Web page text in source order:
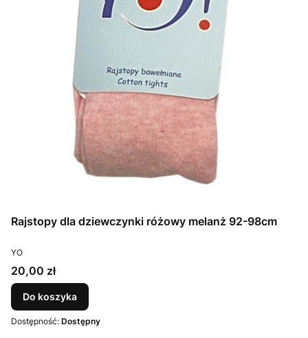
Rajstopy dla dziewczynki różowy melanż 92-98cm
PRODUCENT
YO
Cena
20,00 zł
Do koszyka
Dostępność: Dostępny